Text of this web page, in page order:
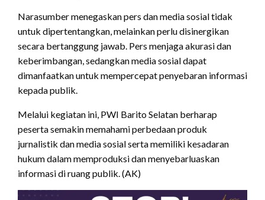
Narasumber menegaskan pers dan media sosial tidak
untuk dipertentangkan, melainkan perlu disinergikan
secara bertanggung jawab. Pers menjaga akurasi dan
keberimbangan, sedangkan media sosial dapat
dimanfaatkan untuk mempercepat penyebaran informasi
kepada publik.
Melalui kegiatan ini, PWI Barito Selatan berharap
peserta semakin memahami perbedaan produk
jurnalistik dan media sosial serta memiliki kesadaran
hukum dalam memproduksi dan menyebarluaskan
informasi di ruang publik. (AK)